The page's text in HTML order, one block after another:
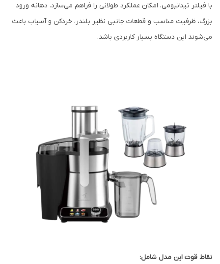
با فیلتر تیتانیومی، امکان عملکرد طولانی را فراهم می‌سازد. دهانه ورود
بزرگ، ظرفیت مناسب و قطعات جانبی نظیر بلندر، خردکن و آسیاب باعث
می‌شوند این دستگاه بسیار کاربردی باشد.
نقاط قوت این مدل شامل: